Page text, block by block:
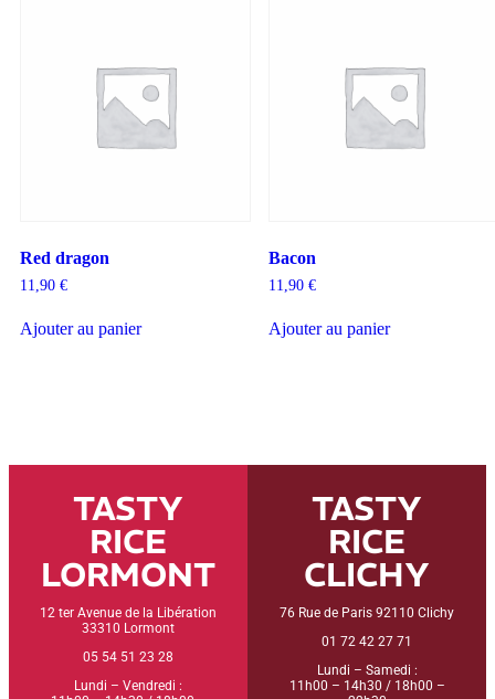
Red dragon
11,90 €
Ajouter au panier
Bacon
11,90 €
Ajouter au panier
TASTY
RICE
LORMONT
12 ter Avenue de la Libération
33310 Lormont
05 54 51 23 28
Lundi – Vendredi :
TASTY
RICE
CLICHY
76 Rue de Paris 92110 Clichy
01 72 42 27 71
Lundi – Samedi :
11h00 – 14h30 / 18h00 –